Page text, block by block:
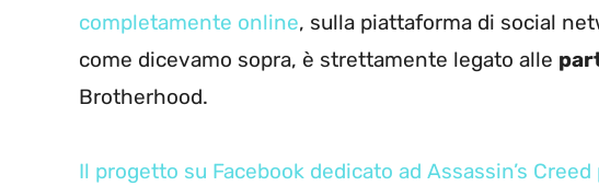
completamente online, sulla piattaforma di social
come dicevamo sopra, è strettamente legato alle
Brotherhood.
Il progetto su Facebook dedicato ad Assassin’s